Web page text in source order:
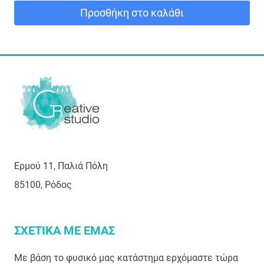
Προσθήκη στο καλάθι
Ερμού 11, Παλιά Πόλη
85100, Ρόδος
ΣΧΕΤΙΚΑ ΜΕ ΕΜΑΣ
Με βάση το φυσικό μας κατάστημα ερχόμαστε τώρα